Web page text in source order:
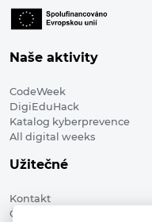
Naše aktivity
CodeWeek
DigiEduHack
Katalog kyberprevence
All digital weeks
Užitečné
Kontakt
Členské organizace